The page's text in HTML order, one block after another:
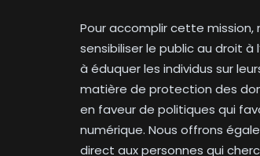
Pour accomplir cette mission,
sensibiliser le public au droit à
à éduquer les individus sur
matière de protection des
en faveur de politiques qui
numérique. Nous offrons
direct aux personnes qui